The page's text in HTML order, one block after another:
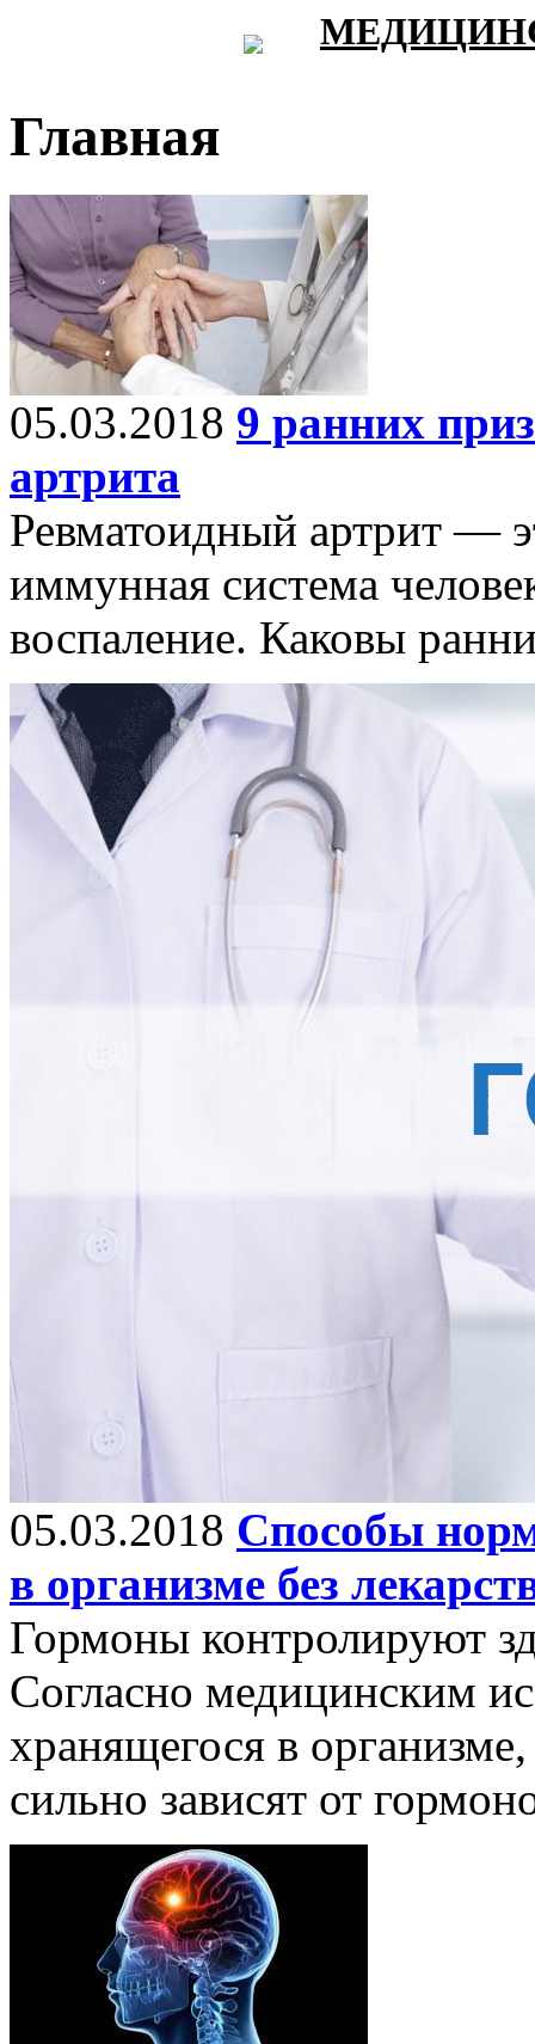
Главная
05.03.2018 9 ранних
артрита
Ревматоидный артрит —
иммунная система
воспаление. Каковы
05.03.2018 Способы
в организме без
Гормоны контролируют
Согласно медицинским
хранящегося в
сильно зависят от